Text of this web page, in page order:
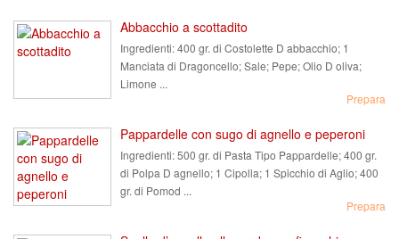
Abbacchio a scottadito
Ingredienti:400 gr. di Costolette D abbacchio; 1
Manciata di Dragoncello; Sale; Pepe; Olio D oliva;
Limone ...
Prepara
Pappardelle con sugo di agnello e peperoni
Ingredienti:500 gr. di Pasta Tipo Pappardelle; 400 gr.
di Polpa D agnello; 1 Cipolla; 1 Spicchio di Aglio; 400
gr. di Pomod ...
Prepara